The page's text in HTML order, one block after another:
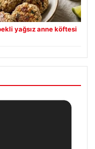
yağsız anne köftesi